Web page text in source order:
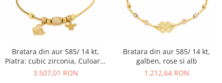
Bratara din aur 585/ 14 kt,
Piatra: cubic zirconia, Culoare:
transparenta
3.507,01 RON
Bratara din aur 585/ 14 kt,
galben, rose si alb
1.212,64 RON